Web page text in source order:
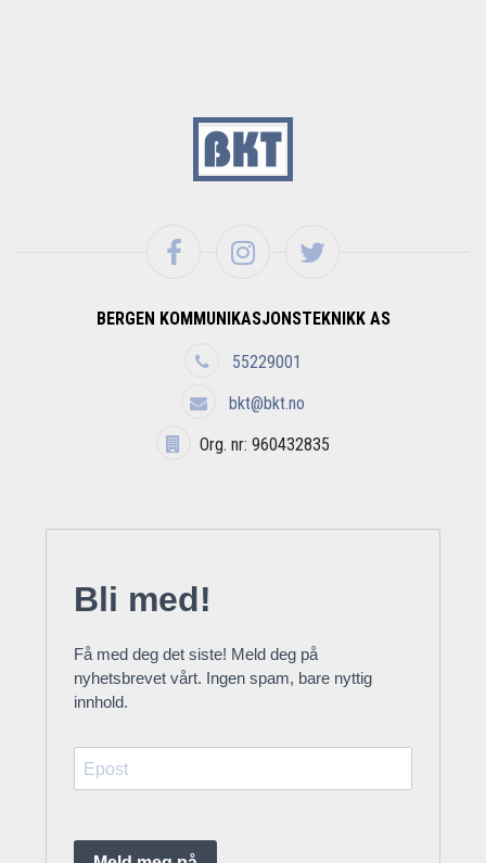
BERGEN KOMMUNIKASJONSTEKNIKK AS
55229001
bkt@bkt.no
Org. nr: 960432835
Bli med!
Få med deg det siste! Meld deg på
nyhetsbrevet vårt. Ingen spam, bare nyttig
innhold.